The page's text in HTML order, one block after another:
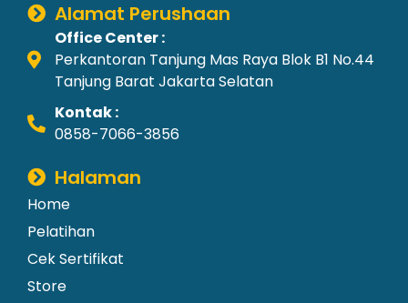
Alamat Perushaan
Office Center :
Perkantoran Tanjung Mas Raya Blok B1 No.44
Tanjung Barat Jakarta Selatan
Kontak :
0858-7066-3856
Halaman
Home
Pelatihan
Cek Sertifikat
Store